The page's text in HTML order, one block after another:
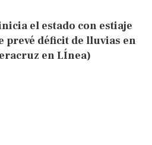
el estado con estiaje
prevé déficit de lluvias en
en LÍnea)